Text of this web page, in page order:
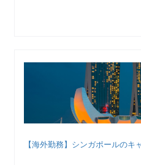
【海外勤務】シンガポールの